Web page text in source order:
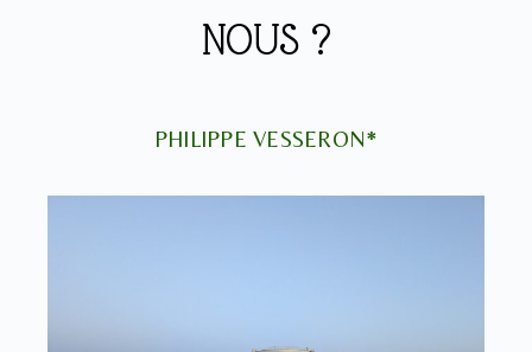
NOUS ?
PHILIPPE VESSERON*